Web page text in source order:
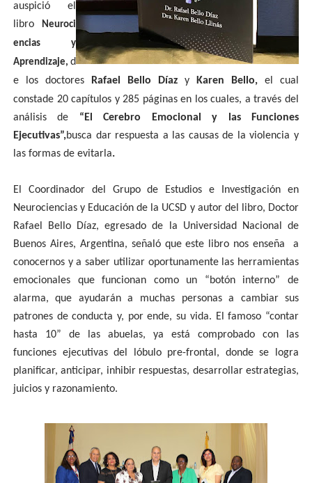
auspició el
libro Neuroci
encias y
Aprendizaje,d
e los doctores
Rafael Bello Díaz y Karen Bello, el cual
constade 20 capítulos y 285 páginas en los cuales, a través del
análisis de “El Cerebro Emocional y las Funciones
Ejecutivas”,busca dar respuesta a las causas de la violencia y
las formas de evitarla.
El Coordinador del Grupo de Estudios e Investigación en
Neurociencias y Educación de la UCSD y autor del libro, Doctor
Rafael Bello Díaz, egresado de la Universidad Nacional de
Buenos Aires, Argentina, señaló que este libro nos enseña a
conocernos y a saber utilizar oportunamente las herramientas
emocionales que funcionan como un “botón interno” de
alarma, que ayudarán a muchas personas a cambiar sus
patrones de conducta y, por ende, su vida. El famoso “contar
hasta 10” de las abuelas, ya está comprobado con las
funciones ejecutivas del lóbulo pre-frontal, donde se logra
planificar, anticipar, inhibir respuestas, desarrollar estrategias,
juicios y razonamiento.